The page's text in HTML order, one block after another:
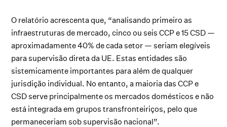
O relatório acrescenta que, “analisando primeiro as
infraestruturas de mercado, cinco ou seis CCP e 15 CSD —
aproximadamente 40% de cada setor — seriam elegíveis
para supervisão direta da UE. Estas entidades são
sistemicamente importantes para além de qualquer
jurisdição individual. No entanto, a maioria das CCP e
CSD serve principalmente os mercados domésticos e não
está integrada em grupos transfronteiriços, pelo que
permaneceriam sob supervisão nacional”.